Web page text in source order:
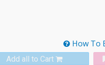
How To
Add all to Cart